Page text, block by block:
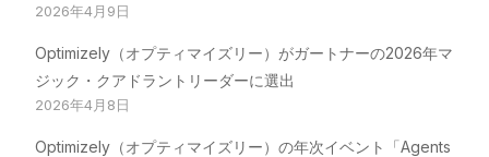
2026年4月9日
Optimizely（オプティマイズリー）がガートナーの2026年マ
ジック・クアドラントリーダーに選出
2026年4月8日
Optimizely（オプティマイズリー）の年次イベント「Agents